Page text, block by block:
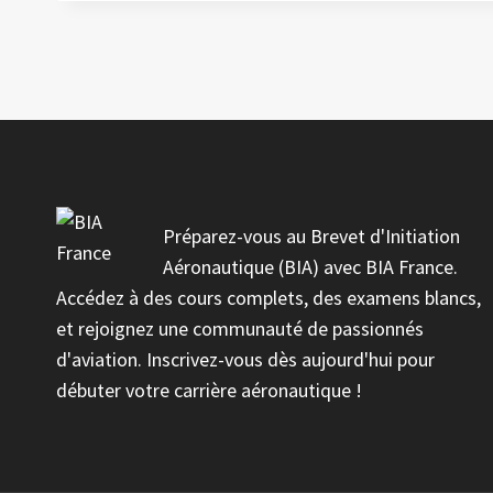
Préparez-vous au Brevet d'Initiation
Aéronautique (BIA) avec BIA France.
Accédez à des cours complets, des examens blancs,
et rejoignez une communauté de passionnés
d'aviation. Inscrivez-vous dès aujourd'hui pour
débuter votre carrière aéronautique !